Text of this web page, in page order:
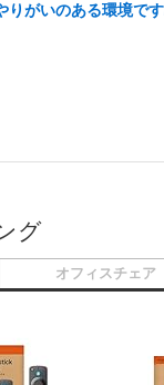
りがいのある環境で
グ
オフィスチェア